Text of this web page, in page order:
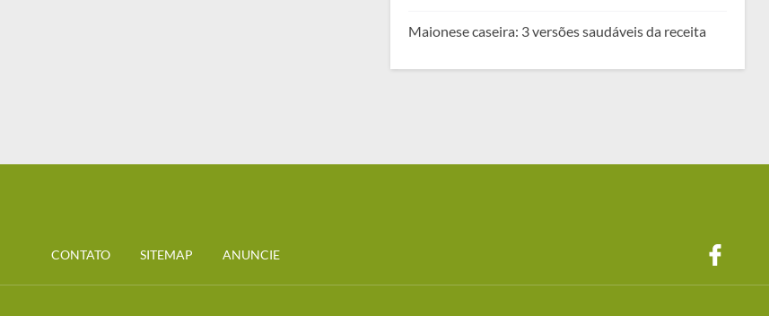
Maionese caseira: 3 versões saudáveis da receita
CONTATO SITEMAP ANUNCIE